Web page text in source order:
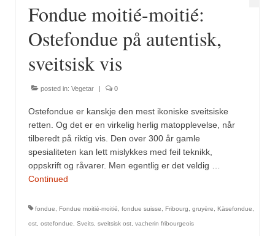
Fondue moitié-moitié:
Ostefondue på autentisk,
sveitsisk vis
posted in: Vegetar | 0
Ostefondue er kanskje den mest ikoniske sveitsiske
retten. Og det er en virkelig herlig matopplevelse, når
tilberedt på riktig vis. Den over 300 år gamle
spesialiteten kan lett mislykkes med feil teknikk,
oppskrift og råvarer. Men egentlig er det veldig …
Continued
fondue Fondue moitié-moitié fondue suisse Fribourg gruyère Käsefondue
ost ostefondue Sveits sveitsisk ost vacherin fribourgeois